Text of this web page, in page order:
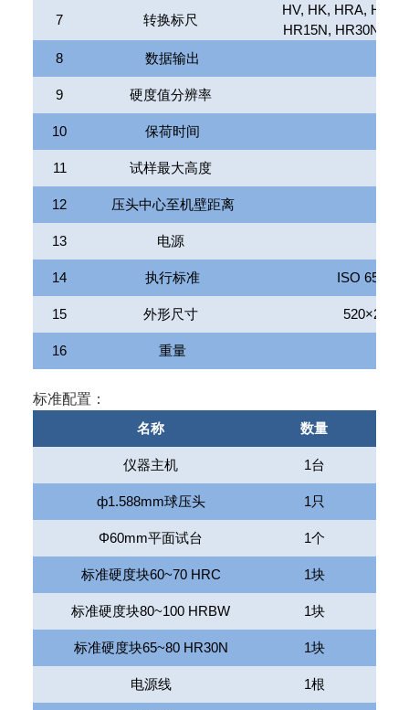
7 转换标尺
HV, HK, HRA,
HR15N, HR30N,
8
数据输出
9 硬度值分辨率
10 保荷时间
11 试样最大高度
12 压头中心至机壁距离
13 电源
14 执行标准 ISO 6508
15 外形尺寸 520×215
16 重量
标准配置：
名称 数量
仪器主机 1台
ф1.588mm球压头 1只
Φ60mm平面试台 1个
标准硬度块60~70 HRC 1块
标准硬度块80~100 HRBW 1块
标准硬度块65~80 HR30N 1块
电源线 1根